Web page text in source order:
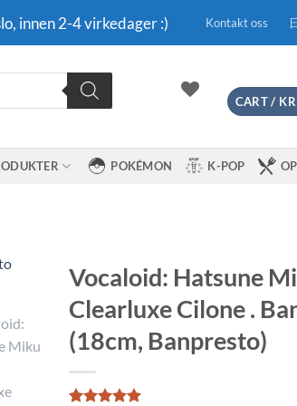
innen 2-4 virkedager :) Kontakt oss
CART / KR
POKÉMON K-POP
Vocaloid: Hatsune
Clearluxe Cilone .
(18cm, Banpresto)